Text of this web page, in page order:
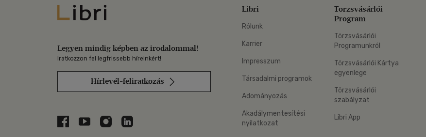
Libri
Legyen mindig képben az irodalommal!
Iratkozzon fel legfrissebb híreinkért!
Hírlevél-feliratkozás
Libri a Facebookon
Libri a Youtube-on
Libri az Instagramon
Libri a LinkedInen
Libri
Rólunk
Karrier
Impresszum
Társadalmi programok
Adományozás
Akadálymentesítési
nyilatkozat
Törzsvásárlói
Program
Törzsvásárlói
Programunkról
Törzsvásárlói Kártya
egyenlege
Törzsvásárlói
szabályzat
Libri App